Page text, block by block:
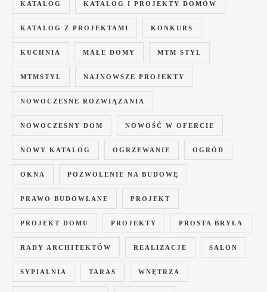
KATALOG KATALOG I PROJEKTY DOMÓW
KATALOG Z PROJEKTAMI KONKURS
KUCHNIA MAŁE DOMY MTM STYL
MTMSTYL NAJNOWSZE PROJEKTY
NOWOCZESNE ROZWIĄZANIA
NOWOCZESNY DOM NOWOŚĆ W OFERCIE
NOWY KATALOG OGRZEWANIE OGRÓD
OKNA POZWOLENIE NA BUDOWĘ
PRAWO BUDOWLANE PROJEKT
PROJEKT DOMU PROJEKTY PROSTA BRYŁA
RADY ARCHITEKTÓW REALIZACJE SALON
SYPIALNIA TARAS WNĘTRZA